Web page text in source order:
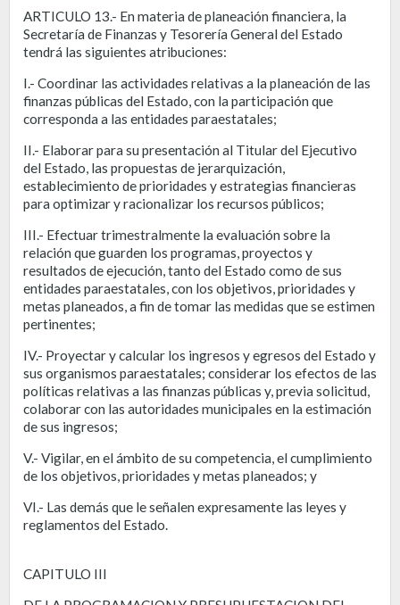
ARTICULO 13.- En materia de planeación financiera, la
Secretaría de Finanzas y Tesorería General del Estado
tendrá las siguientes atribuciones:
I.- Coordinar las actividades relativas a la planeación de las
finanzas públicas del Estado, con la participación que
corresponda a las entidades paraestatales;
II.- Elaborar para su presentación al Titular del Ejecutivo
del Estado, las propuestas de jerarquización,
establecimiento de prioridades y estrategias financieras
para optimizar y racionalizar los recursos públicos;
III.- Efectuar trimestralmente la evaluación sobre la
relación que guarden los programas, proyectos y
resultados de ejecución, tanto del Estado como de sus
entidades paraestatales, con los objetivos, prioridades y
metas planeados, a fin de tomar las medidas que se estimen
pertinentes;
IV.- Proyectar y calcular los ingresos y egresos del Estado y
sus organismos paraestatales; considerar los efectos de las
políticas relativas a las finanzas públicas y, previa solicitud,
colaborar con las autoridades municipales en la estimación
de sus ingresos;
V.- Vigilar, en el ámbito de su competencia, el cumplimiento
de los objetivos, prioridades y metas planeados; y
VI.- Las demás que le señalen expresamente las leyes y
reglamentos del Estado.
CAPITULO III